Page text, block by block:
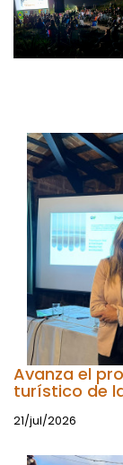
Avanza el
turístico de
21/jul/2026